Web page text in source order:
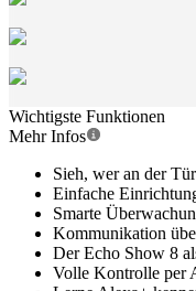
Wichtigste Funktionen
Mehr Infos
Sieh, wer an der
Einfache
Smarte
Kommunikation
Der Echo Show 8
Volle Kontrolle per